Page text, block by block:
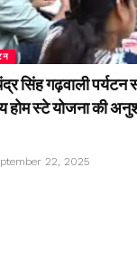
सिंह गढ़वाली
होम स्टे योजना की
22, 2025